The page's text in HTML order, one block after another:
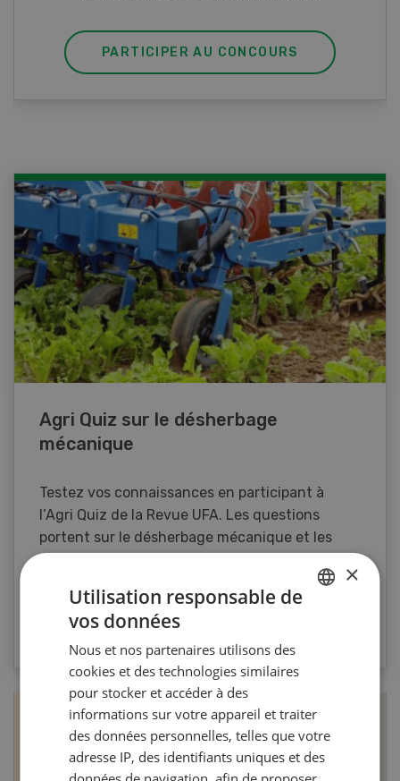
PARTICIPER AU CONCOURS
Agri Quiz sur le désherbage
mécanique
Testez vos connaissances en participant à
l’Agri Quiz de la Revue UFA. Les questions
portent sur le désherbage mécanique et les
VERS LE QUIZ
×
Utilisation responsable de
vos données
Nous et nos partenaires utilisons des
cookies et des technologies similaires
pour stocker et accéder à des
informations sur votre appareil et traiter
des données personnelles, telles que votre
adresse IP, des identifiants uniques et des